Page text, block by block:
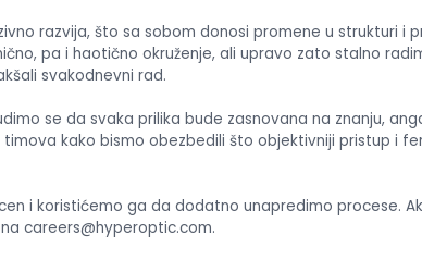
razvija, što sa sobom donosi promene u strukturi i
pa i haotično okruženje, ali upravo zato stalno
svakodnevni rad.
se da svaka prilika bude zasnovana na znanju,
timova kako bismo obezbedili što objektivniji pristup i
i koristićemo ga da dodatno unapredimo procese.
careers@hyperoptic.com.